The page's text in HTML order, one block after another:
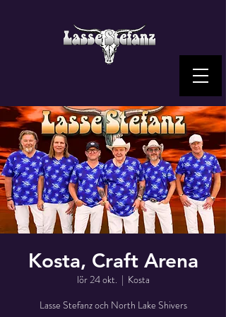
Kosta, Craft Arena
lör 24 okt.
  |
Kosta
Lasse Stefanz och North Lake Shivers